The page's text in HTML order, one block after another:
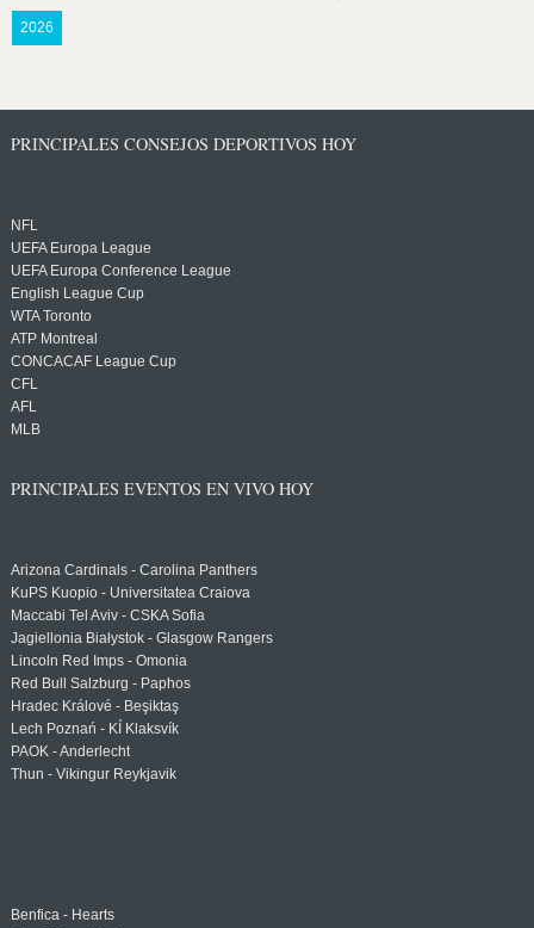
2026
PRINCIPALES CONSEJOS DEPORTIVOS HOY
NFL
UEFA Europa League
UEFA Europa Conference League
English League Cup
WTA Toronto
ATP Montreal
CONCACAF League Cup
CFL
AFL
MLB
PRINCIPALES EVENTOS EN VIVO HOY
Arizona Cardinals - Carolina Panthers
KuPS Kuopio - Universitatea Craiova
Maccabi Tel Aviv - CSKA Sofia
Jagiellonia Białystok - Glasgow Rangers
Lincoln Red Imps - Omonia
Red Bull Salzburg - Paphos
Hradec Králové - Beşiktaş
Lech Poznań - KÍ Klaksvík
PAOK - Anderlecht
Thun - Vikingur Reykjavik
Benfica - Hearts